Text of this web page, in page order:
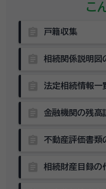
こ
戸籍収集
相続関係説明図
法定相続情報一
金融機関の残高
不動産評価書類
相続財産目録の